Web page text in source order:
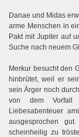
Danae und Midas
arme Menschen in
Pakt mit Jupiter auf
Suche nach neuem
Merkur besucht den
hinbrütet, weil er
sein Ärger noch
von dem Vorfall
Liebesabenteuer
ausgesprochen
scheinheilig zu